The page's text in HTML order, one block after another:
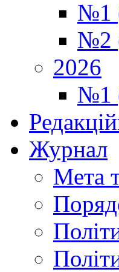
№1
№2
2026
№1
Журнал
Мета